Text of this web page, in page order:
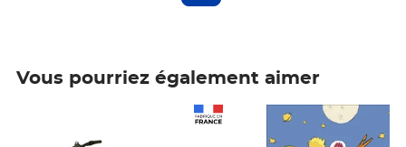
Vous pourriez également aimer
Prix 7,50€